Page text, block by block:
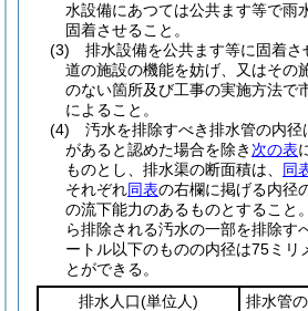
水設備にあつては公共ます等で雨
固着させること。
(3)
排水設備を公共ます等に固着
道の施設の機能を妨げ、又はその
のない箇所及び工事の実施方法で
によること。
(4)
汚水を排除すべき排水管の内
があると認めた場合を除き 次の表
ものとし、排水渠の断面積は、 同
それぞれ同表の右欄に掲げる内径
の流下能力のあるものとすること。
ら排除される汚水の一部を排除す
ートル以下のものの内径は75ミリ
とができる。
排水人口(単位人) 排水管